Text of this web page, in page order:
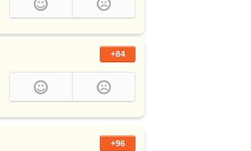
+84
+96